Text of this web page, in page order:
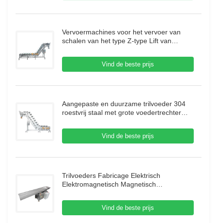
Vervoermachines voor het vervoer van
schalen van het type Z-type Lift van
voor vleesbevroren voedsel
Vind de beste prijs
Aangepaste en duurzame trilvoeder 304
roestvrij staal met grote voedertrechter
Vind de beste prijs
Trilvoeders Fabricage Elektrisch
Elektromagnetisch Magnetisch
Vind de beste prijs